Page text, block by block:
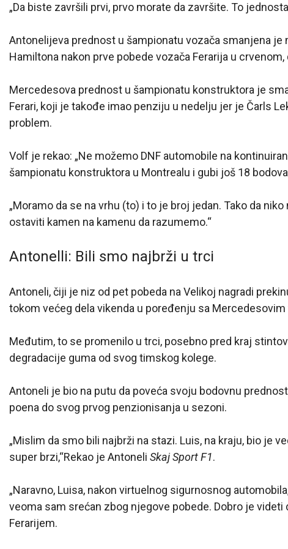
„Da biste završili prvi, prvo morate da završite. To
Antonelijeva prednost u šampionatu vozača smanjena je
Hamiltona nakon prve pobede vozača Ferarija u
Mercedesova prednost u šampionatu konstruktora je
Ferari, koji je takođe imao penziju u nedelju jer je Čarls
problem.
Volf je rekao: „Ne možemo DNF automobile na
šampionatu konstruktora u Montrealu i gubi još 18
„Moramo da se na vrhu (to) i to je broj jedan. Tako da
ostaviti kamen na kamenu da razumemo.“
Antonelli: Bili smo najbrži u trci
Antoneli, čiji je niz od pet pobeda na Velikoj nagradi
tokom većeg dela vikenda u poređenju sa
Međutim, to se promenilo u trci, posebno pred kraj
degradacije guma od svog timskog kolege.
Antoneli je bio na putu da poveća svoju bodovnu
poena do svog prvog penzionisanja u sezoni.
„Mislim da smo bili najbrži na stazi. Luis, na kraju, bio je
super brzi,“Rekao je Antoneli Skaj Sport F1.
„Naravno, Luisa, nakon virtuelnog sigurnosnog
veoma sam srećan zbog njegove pobede. Dobro je
Ferarijem.